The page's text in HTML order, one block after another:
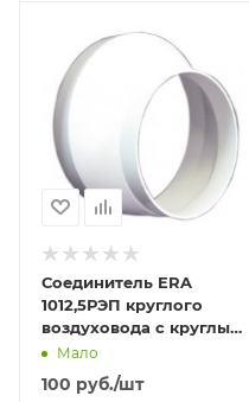
Отправим
09.08.2026
В наличии в пункте
самовывоза
Да
Соединитель ERA
1012,5РЭП круглого
воздуховода с круглым
D100/120
Мало
100 руб./шт